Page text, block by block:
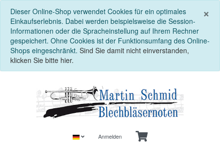
×
Dieser Online-Shop verwendet Cookies für ein optimales
Einkaufserlebnis. Dabei werden beispielsweise die Session-
Informationen oder die Spracheinstellung auf Ihrem Rechner
gespeichert. Ohne Cookies ist der Funktionsumfang des Online-
Shops eingeschränkt. Sind Sie damit nicht einverstanden,
klicken Sie bitte hier.
Anmelden